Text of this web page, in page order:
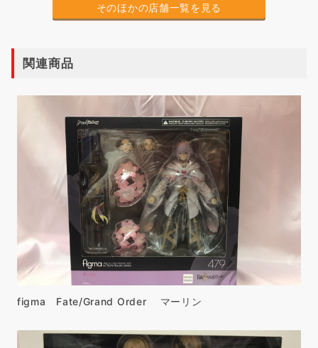
そのほかの店舗一覧を見る
関連商品
figma Fate/Grand Order マーリン